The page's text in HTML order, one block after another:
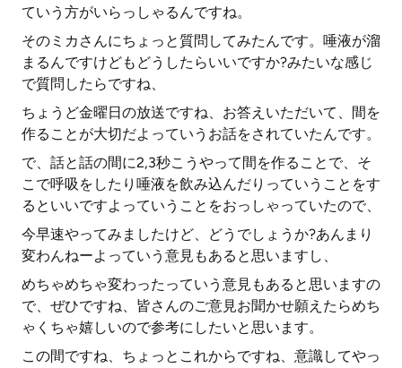
ていう方がいらっしゃるんですね。
そのミカさんにちょっと質問してみたんです。唾液が溜
まるんですけどもどうしたらいいですか?みたいな感じ
で質問したらですね、
ちょうど金曜日の放送ですね、お答えいただいて、間を
作ることが大切だよっていうお話をされていたんです。
で、話と話の間に2,3秒こうやって間を作ることで、そ
こで呼吸をしたり唾液を飲み込んだりっていうことをす
るといいですよっていうことをおっしゃっていたので、
今早速やってみましたけど、どうでしょうか?あんまり
変わんねーよっていう意見もあると思いますし、
めちゃめちゃ変わったっていう意見もあると思いますの
で、ぜひですね、皆さんのご意見お聞かせ願えたらめち
ゃくちゃ嬉しいので参考にしたいと思います。
この間ですね、ちょっとこれからですね、意識してやっ